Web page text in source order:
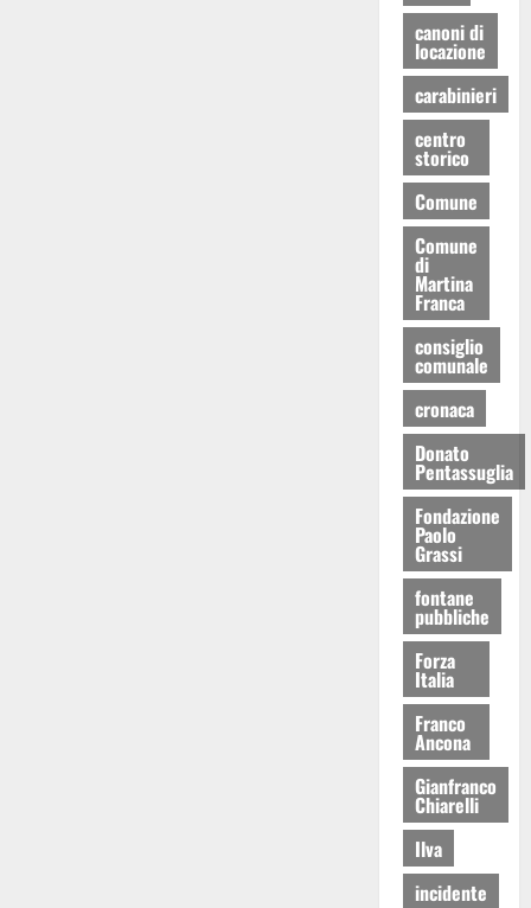
canoni di
locazione
carabinieri
centro
storico
Comune
Comune
di
Martina
Franca
consiglio
comunale
cronaca
Donato
Pentassuglia
Fondazione
Paolo
Grassi
fontane
pubbliche
Forza
Italia
Franco
Ancona
Gianfranco
Chiarelli
Ilva
incidente